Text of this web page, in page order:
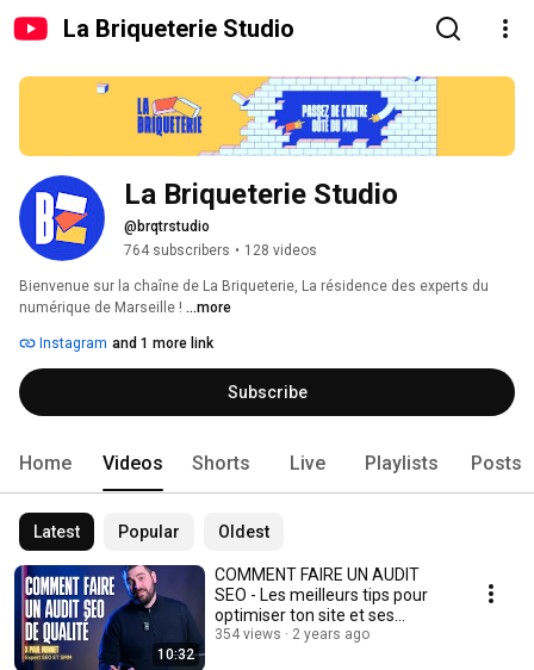
La Briqueterie Studio
La Briqueterie Studio
@brqtrstudio
764 subscribers • 128 videos
Bienvenue sur la chaîne de La Briqueterie, La résidence des experts du
numérique de Marseille ! ...more
Instagram and 1 more link
Subscribe
Home Videos Shorts Live Playlists Posts
Latest Popular Oldest
10:32
COMMENT FAIRE UN AUDIT
SEO - Les meilleurs tips pour
optimiser ton site et ses
performances
354 views 2 years ago